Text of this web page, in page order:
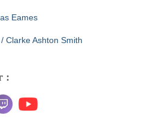
Eames
Clarke Ashton Smith
: